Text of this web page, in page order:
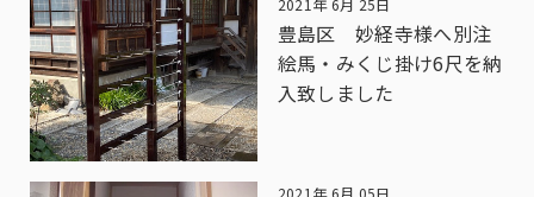
豊島区 妙経寺様へ別注
絵馬・みくじ掛け6尺を納
入致しました